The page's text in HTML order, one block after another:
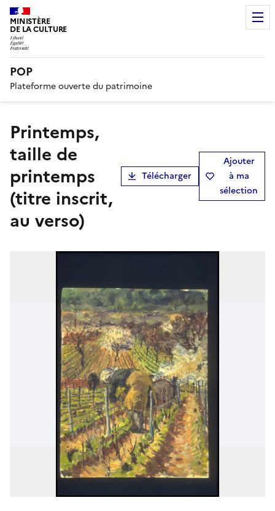
MINISTÈRE
DE LA CULTURE
POP
Plateforme ouverte du patrimoine
Printemps,
taille de
printemps
(titre inscrit,
au verso)
Télécharger
Ajouter
à ma
sélection